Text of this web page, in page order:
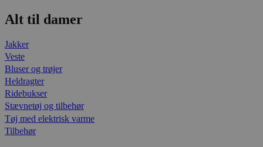
Alt til damer
Jakker
Veste
Bluser og trøjer
Heldragter
Ridebukser
Stævnetøj og tilbehør
Tøj med elektrisk varme
Tilbehør